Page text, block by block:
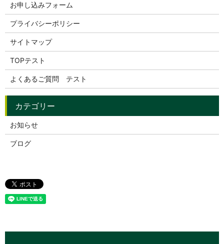
お申し込みフォーム
プライバシーポリシー
サイトマップ
TOPテスト
よくあるご質問 テスト
お知らせ
ブログ